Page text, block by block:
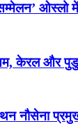
जुलाई 2026
जुलाई 2026
सम्मेलन’ ओस्लो
केरल और
नौसेना